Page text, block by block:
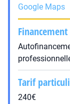
Google Maps
Financement
Tarif
240€